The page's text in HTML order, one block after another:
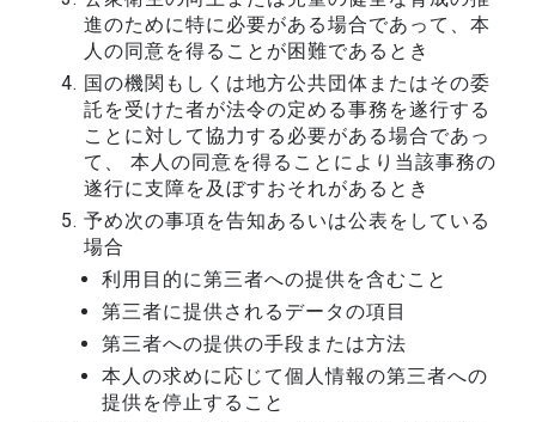
進のために特に必要がある場合であって、本
人の同意を得ることが困難であるとき
国の機関もしくは地方公共団体またはその委
託を受けた者が法令の定める事務を遂行する
ことに対して協力する必要がある場合であっ
て、 本人の同意を得ることにより当該事務の
遂行に支障を及ぼすおそれがあるとき
予め次の事項を告知あるいは公表をしている
場合
利用目的に第三者への提供を含むこと
第三者に提供されるデータの項目
第三者への提供の手段または方法
本人の求めに応じて個人情報の第三者への
提供を停止すること